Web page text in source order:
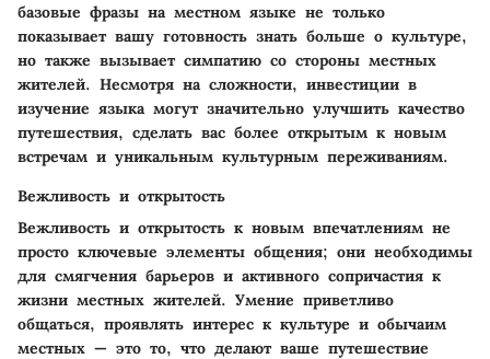
базовые фразы на местном языке не только
показывает вашу готовность знать больше о культуре,
но также вызывает симпатию со стороны местных
жителей. Несмотря на сложности, инвестиции в
изучение языка могут значительно улучшить качество
путешествия, сделать вас более открытым к новым
встречам и уникальным культурным переживаниям.
Вежливость и открытость
Вежливость и открытость к новым впечатлениям не
просто ключевые элементы общения; они необходимы
для смягчения барьеров и активного сопричастия к
жизни местных жителей. Умение приветливо
общаться, проявлять интерес к культуре и обычаим
местных — это то, что делают ваше путешествие